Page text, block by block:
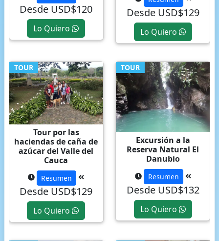
Desde USD$120
Lo Quiero
Desde USD$129
Lo Quiero
TOUR
Tour por las
haciendas de caña de
azúcar del Valle del
Cauca
Resumen
Desde USD$129
Lo Quiero
TOUR
Excursión a la
Reserva Natural El
Danubio
Resumen
Desde USD$132
Lo Quiero